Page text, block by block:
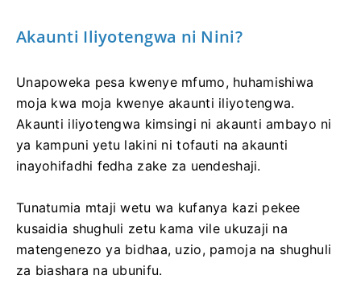
Akaunti Iliyotengwa ni Nini?
Unapoweka pesa kwenye mfumo, huhamishiwa
moja kwa moja kwenye akaunti iliyotengwa.
Akaunti iliyotengwa kimsingi ni akaunti ambayo ni
ya kampuni yetu lakini ni tofauti na akaunti
inayohifadhi fedha zake za uendeshaji.
Tunatumia mtaji wetu wa kufanya kazi pekee
kusaidia shughuli zetu kama vile ukuzaji na
matengenezo ya bidhaa, uzio, pamoja na shughuli
za biashara na ubunifu.